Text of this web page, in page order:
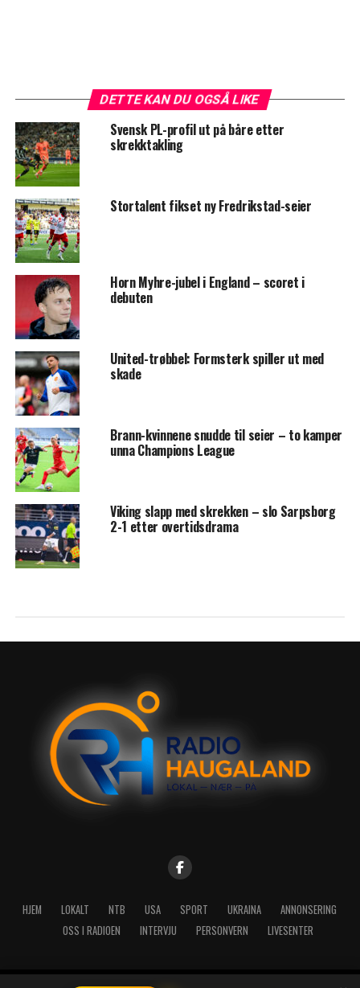
DETTE KAN DU OGSÅ LIKE
Svensk PL-profil ut på båre etter
skrekktakling
Stortalent fikset ny Fredrikstad-seier
Horn Myhre-jubel i England – scoret i
debuten
United-trøbbel: Formsterk spiller ut med
skade
Brann-kvinnene snudde til seier – to kamper
unna Champions League
Viking slapp med skrekken – slo Sarpsborg
2-1 etter overtidsdrama
HJEM LOKALT NTB USA SPORT UKRAINA
ANNONSERING
OSS I RADIOEN
INTERVJU PERSONVERN LIVESENTER